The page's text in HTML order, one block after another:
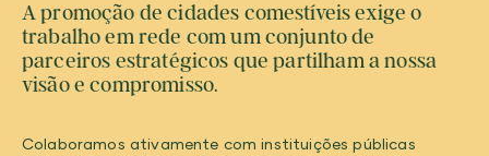
A promoção de cidades comestíveis exige o
trabalho em rede com um conjunto de
parceiros estratégicos que partilham a nossa
visão e compromisso.
Colaboramos ativamente com instituições públicas